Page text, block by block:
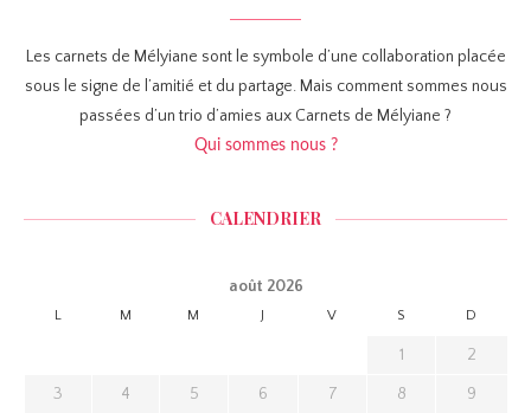
Les carnets de Mélyiane sont le symbole d’une collaboration placée
sous le signe de l’amitié et du partage. Mais comment sommes nous
passées d’un trio d’amies aux Carnets de Mélyiane ?
Qui sommes nous ?
CALENDRIER
août 2026
L M M J V S D
1 2
3 4 5 6 7 8 9